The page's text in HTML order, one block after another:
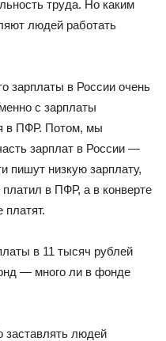
труда. Но каким
людей работать
зарплаты в России очень
с зарплаты
в ПФР. Потом, мы
зарплат в России —
пишут низкую зарплату,
в ПФР, а в конверте
платят.
в 11 тысяч рублей
— много ли в фонде
заставлять людей